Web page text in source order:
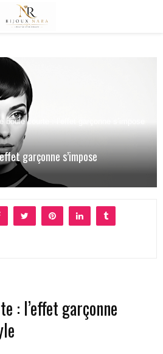
boule courte : l’effet garçonne s’impose
garçonne s’impose
: l’effet garçonne